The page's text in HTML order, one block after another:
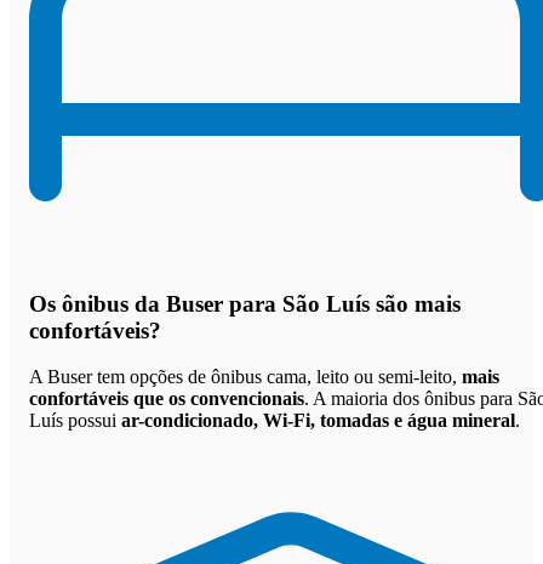
Os ônibus da Buser para São Luís são mais
confortáveis?
A Buser tem opções de ônibus cama, leito ou semi-leito, mais
confortáveis que os convencionais. A maioria dos ônibus para
Luís possui ar-condicionado, Wi-Fi, tomadas e água mineral.